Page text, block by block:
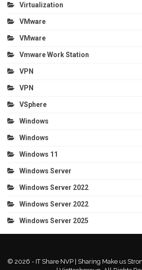
Virtualization
VMware
VMware
Vmware Work Station
VPN
VPN
VSphere
Windows
Windows
Windows 11
Windows Server
Windows Server 2022
Windows Server 2022
Windows Server 2025
© 2026 - IT Share NVP | Sharing Make us